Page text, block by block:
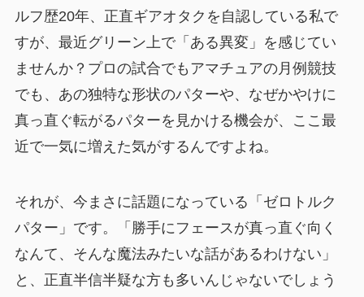
ルフ歴20年、正直ギアオタクを自認している私で
すが、最近グリーン上で「ある異変」を感じてい
ませんか？プロの試合でもアマチュアの月例競技
でも、あの独特な形状のパターや、なぜかやけに
真っ直ぐ転がるパターを見かける機会が、ここ最
近で一気に増えた気がするんですよね。
それが、今まさに話題になっている「ゼロトルク
パター」です。「勝手にフェースが真っ直ぐ向く
なんて、そんな魔法みたいな話があるわけない」
と、正直半信半疑な方も多いんじゃないでしょう